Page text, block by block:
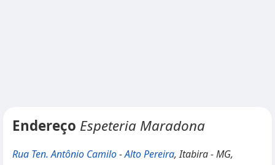
Endereço Espeteria Maradona
Rua Ten. Antônio Camilo-Alto Pereira, Itabira - MG,